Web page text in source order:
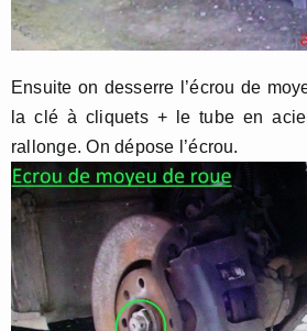
Ensuite on desserre l’écrou de
la clé à cliquets + le tube en
rallonge. On dépose l’écrou.